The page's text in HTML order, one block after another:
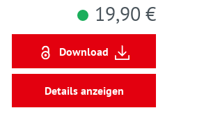
19,90 €
Download
Details anzeigen